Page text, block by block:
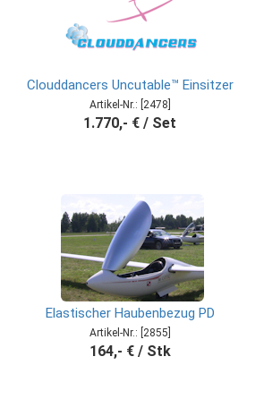
Clouddancers Uncutable™ Einsitzer
Artikel-Nr.: [2478]
1.770,- € / Set
Elastischer Haubenbezug PD
Artikel-Nr.: [2855]
164,- € / Stk